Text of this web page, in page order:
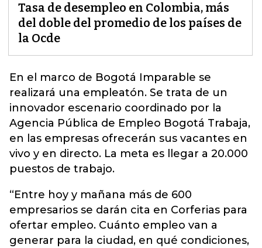
Tasa de desempleo en Colombia, más
del doble del promedio de los países de
la Ocde
En el marco de Bogotá Imparable se
realizará una empleatón. Se trata de un
innovador escenario coordinado por la
Agencia Pública de Empleo Bogotá Trabaja,
en las empresas ofrecerán sus vacantes en
vivo y en directo. La meta es llegar a 20.000
puestos de trabajo.
“Entre hoy y mañana más de 600
empresarios se darán cita en Corferias para
ofertar empleo. Cuánto empleo van a
generar para la ciudad, en qué condiciones,